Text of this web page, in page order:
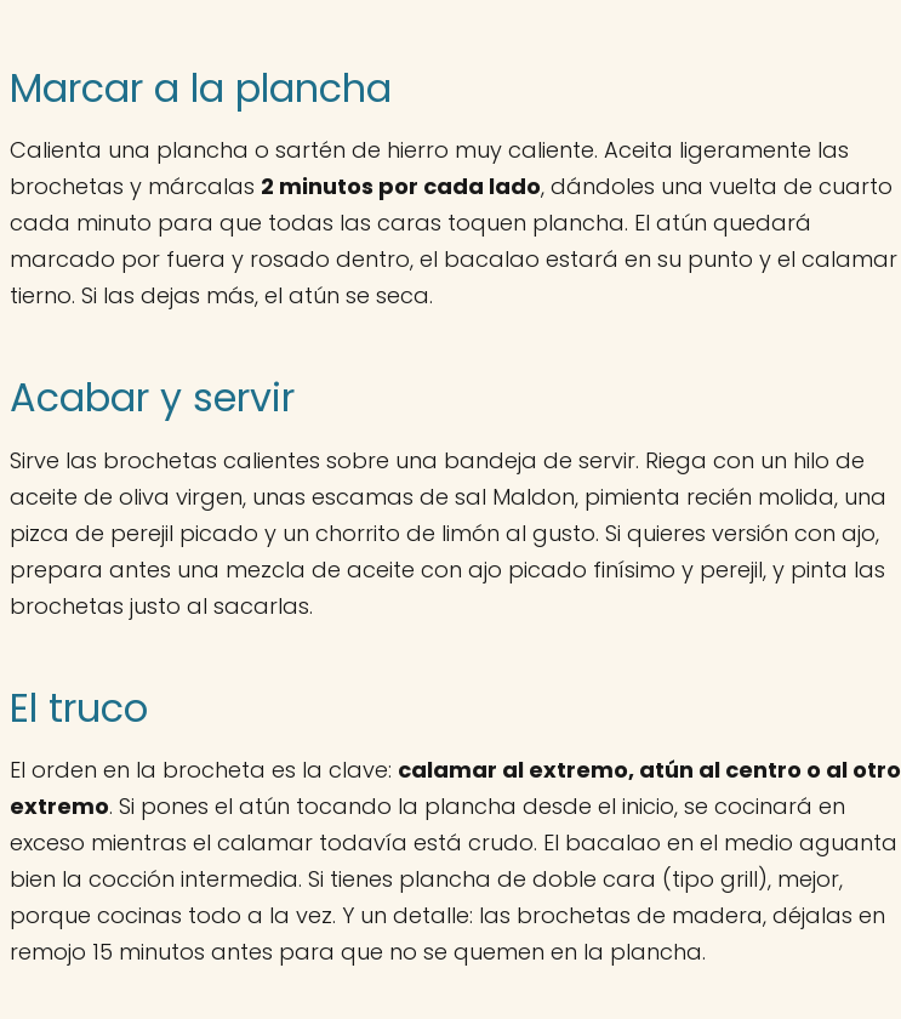
Marcar a la plancha
Calienta una plancha o sartén de hierro muy caliente. Aceita ligeramente las
brochetas y márcalas 2 minutos por cada lado, dándoles una vuelta de cuarto
cada minuto para que todas las caras toquen plancha. El atún quedará
marcado por fuera y rosado dentro, el bacalao estará en su punto y el calamar
tierno. Si las dejas más, el atún se seca.
Acabar y servir
Sirve las brochetas calientes sobre una bandeja de servir. Riega con un hilo de
aceite de oliva virgen, unas escamas de sal Maldon, pimienta recién molida, una
pizca de perejil picado y un chorrito de limón al gusto. Si quieres versión con ajo,
prepara antes una mezcla de aceite con ajo picado finísimo y perejil, y pinta las
brochetas justo al sacarlas.
El truco
El orden en la brocheta es la clave: calamar al extremo, atún al centro o al otro
extremo. Si pones el atún tocando la plancha desde el inicio, se cocinará en
exceso mientras el calamar todavía está crudo. El bacalao en el medio aguanta
bien la cocción intermedia. Si tienes plancha de doble cara (tipo grill), mejor,
porque cocinas todo a la vez. Y un detalle: las brochetas de madera, déjalas en
remojo 15 minutos antes para que no se quemen en la plancha.